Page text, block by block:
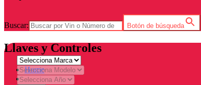
Buscar: Botón de búsqueda
Llaves y Controles
Home
Tienda